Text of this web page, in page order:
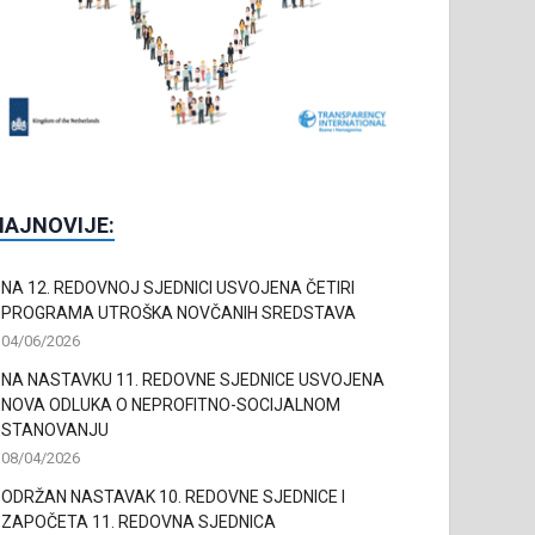
NA 12. REDOVNOJ SJEDNICI USVOJENA ČETIRI
PROGRAMA UTROŠKA NOVČANIH SREDSTAVA
04/06/2026
NA NASTAVKU 11. REDOVNE SJEDNICE USVOJENA
NOVA ODLUKA O NEPROFITNO-SOCIJALNOM
STANOVANJU
08/04/2026
ODRŽAN NASTAVAK 10. REDOVNE SJEDNICE I
ZAPOČETA 11. REDOVNA SJEDNICA